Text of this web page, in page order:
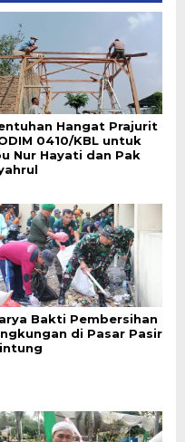
Hangat Prajurit
0410/KBL untuk
Nur Hayati dan Pak
Bakti Pembersihan
di Pasar Pasir